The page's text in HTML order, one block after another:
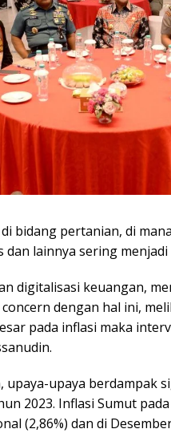
bidang pertanian, di
dan lainnya sering
digitalisasi keuangan,
dengan hal ini,
pada inflasi maka
upaya-upaya berdampak
2023. Inflasi Sumut
(2,86%) dan di